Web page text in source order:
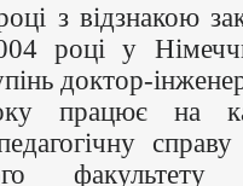
з відзнакою
році у
доктор-
працює на